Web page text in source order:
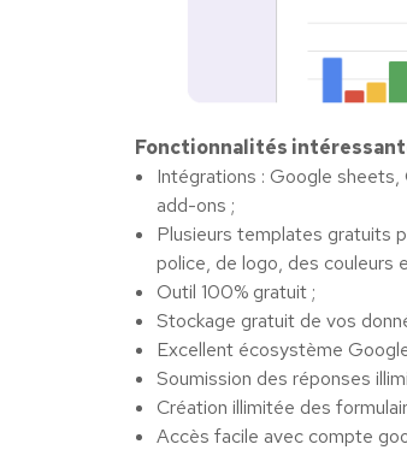
Fonctionnalités
Intégrations : Google sheets,
add-ons ;
Plusieurs templates gratuits
police, de logo, des couleurs
Outil 100% gratuit ;
Stockage gratuit de vos
Excellent écosystème
Soumission des réponses
Création illimitée des
Accès facile avec compte